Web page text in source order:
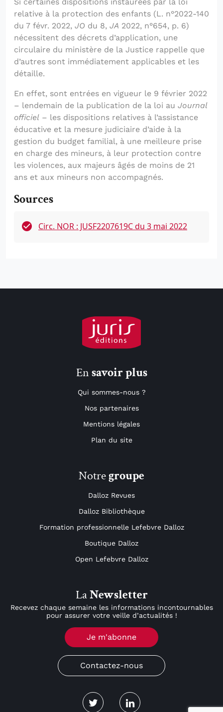
Si certaines dispositions instaurées par la loi
relative à la protection des enfants (L. n°2022-140
du 7 févr. 2022, JO du 8, JA 2022, n°654, p. 6)
nécessitent des décrets d’application, une
circulaire du ministère de la Justice rappelle que
d’autres sont immédiatement applicables et les
détaille.
En effet, sont entrées en vigueur le 9 février 2022
– lendemain de la publication de la loi au Journal
officiel – les dispositions relatives à l’assistance
éducative et la mesure judiciaire d’aide à la
gestion du budget familial, à une meilleure prise
en charge des mineurs, à leur protection contre
les violences, aux majeurs âgés de moins de 21
ans et aux mineurs non accompagnés.
Sources
Circ. NOR : JUSF2207619C du 3 mai 2022
Ensavoir plus
Qui sommes-nous ?
Nos partenaires
Mentions légales
Plan du site
Notregroupe
Dalloz Revues
Dalloz Bibliothèque
Formation professionnelle Lefebvre Dalloz
Boutique Dalloz
Open Lefebvre Dalloz
LaNewsletter
Recevez chaque semaine les informations incontournables
pour assurer votre veille d’actualités !
Je m'abonne
Contactez-nous